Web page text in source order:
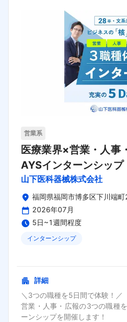
営業系
医療業界×営業・人事
AYSインターンシップ
山下医科器械株式会社
福岡県福岡市博多区下川端
2026年07月
5日~1週間程度
インターンシップ
詳細
＼3つの職種を5日間で体験！／
営業・人事・広報の3つの職種
ーンシップを開催します！